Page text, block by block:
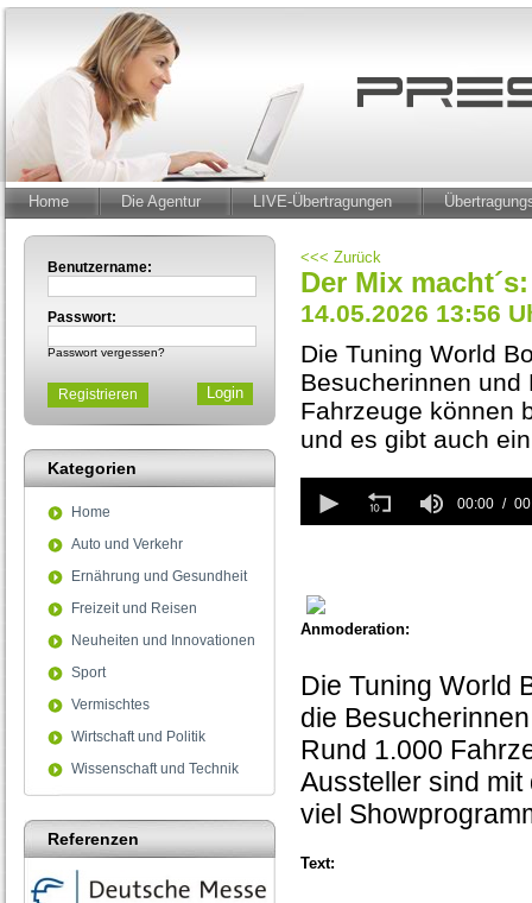
Home Die Agentur LIVE-Übertragungen
Benutzername:
Passwort:
Passwort vergessen?
Registrieren
Kategorien
Home
Auto und Verkehr
Ernährung und Gesundheit
Freizeit und Reisen
Neuheiten und Innovationen
Sport
Vermischtes
Wirtschaft und Politik
Wissenschaft und Technik
Referenzen
<<< Zurück
Der Mix
14.05.2026 13:56
Die Tuning World
Besucherinnen und
Fahrzeuge können
und es gibt auch
seconds
of
00:00
Anmoderation:
Die Tuning World
die
Rund 1.000
Aussteller sind
viel
Text: